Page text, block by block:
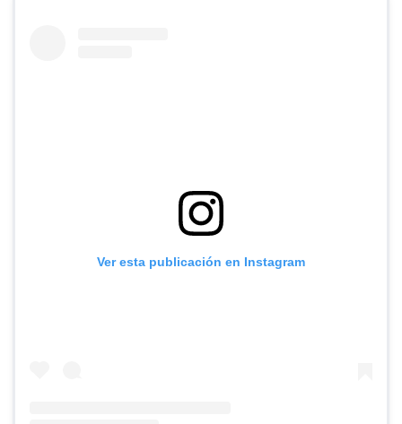
Ver esta publicación en Instagram